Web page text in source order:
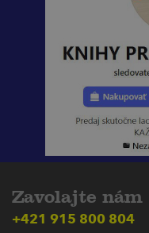
Zavolajte nám
+421 915 800 804